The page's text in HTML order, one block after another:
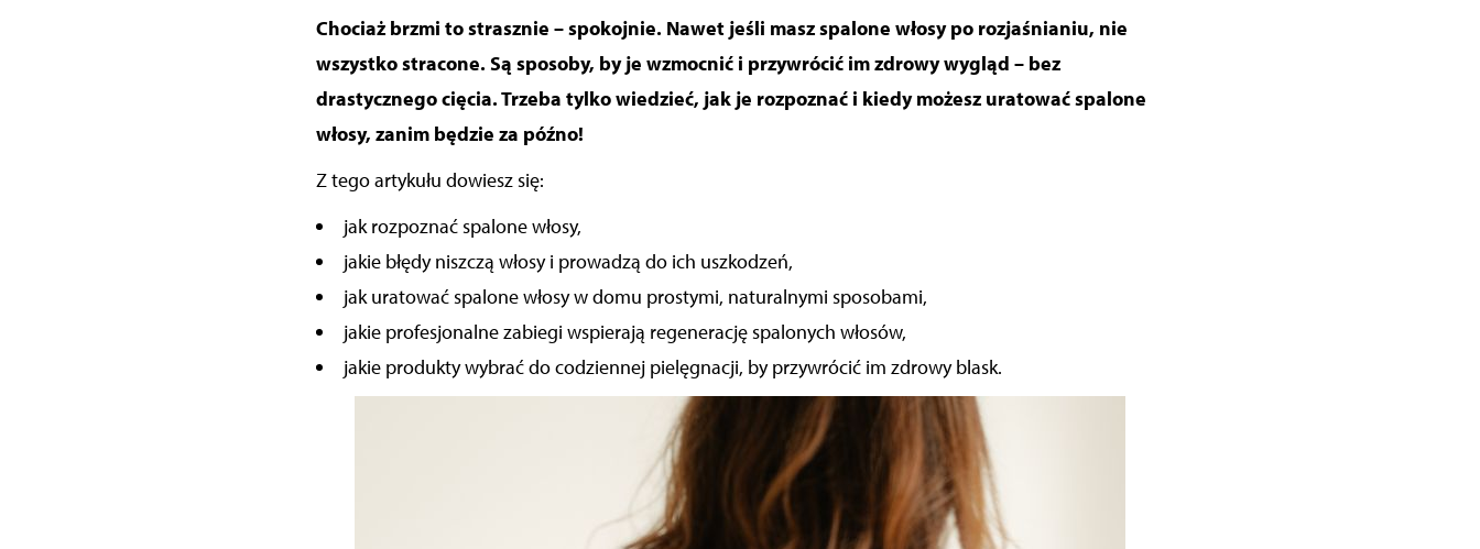
Chociaż brzmi to strasznie – spokojnie. Nawet jeśli masz spalone włosy po rozjaśnianiu, nie
wszystko stracone. Są sposoby, by je wzmocnić i przywrócić im zdrowy wygląd – bez
drastycznego cięcia. Trzeba tylko wiedzieć, jak je rozpoznać i kiedy możesz uratować spalone
włosy, zanim będzie za późno!
Z tego artykułu dowiesz się:
jak rozpoznać spalone włosy,
jakie błędy niszczą włosy i prowadzą do ich uszkodzeń,
jak uratować spalone włosy w domu prostymi, naturalnymi sposobami,
jakie profesjonalne zabiegi wspierają regenerację spalonych włosów,
jakie produkty wybrać do codziennej pielęgnacji, by przywrócić im zdrowy blask.